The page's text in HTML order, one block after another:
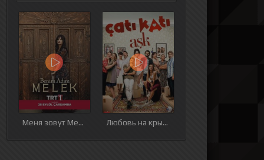
Меня зовут Мелек Любовь на крыше
9 серия 10 серия 11 серия